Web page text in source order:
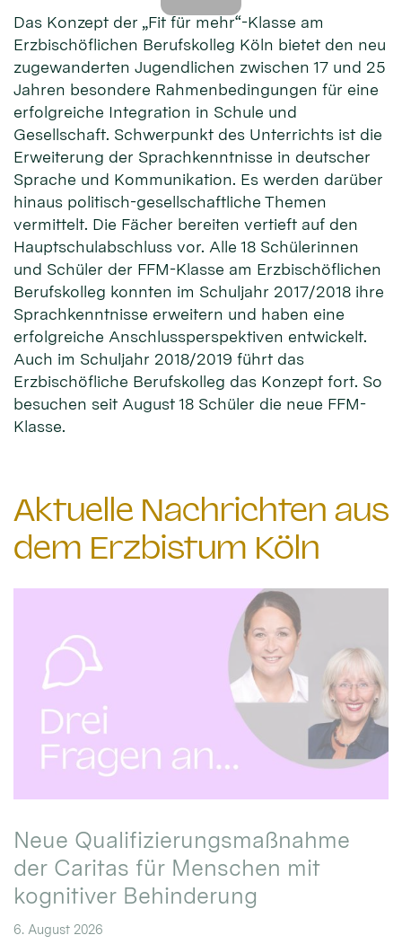
Das Konzept der „Fit für mehr“-Klasse am
Erzbischöflichen Berufskolleg Köln bietet den neu
zugewanderten Jugendlichen zwischen 17 und 25
Jahren besondere Rahmenbedingungen für eine
erfolgreiche Integration in Schule und
Gesellschaft. Schwerpunkt des Unterrichts ist die
Erweiterung der Sprachkenntnisse in deutscher
Sprache und Kommunikation. Es werden darüber
hinaus politisch-gesellschaftliche Themen
vermittelt. Die Fächer bereiten vertieft auf den
Hauptschulabschluss vor. Alle 18 Schülerinnen
und Schüler der FFM-Klasse am Erzbischöflichen
Berufskolleg konnten im Schuljahr 2017/2018 ihre
Sprachkenntnisse erweitern und haben eine
erfolgreiche Anschlussperspektiven entwickelt.
Auch im Schuljahr 2018/2019 führt das
Erzbischöfliche Berufskolleg das Konzept fort. So
besuchen seit August 18 Schüler die neue FFM-
Klasse.
Aktuelle Nachrichten aus
dem Erzbistum Köln
Neue Qualifizierungsmaßnahme
der Caritas für Menschen mit
kognitiver Behinderung
6. August 2026